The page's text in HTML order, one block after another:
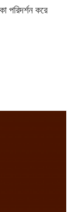
পরিদর্শন করে